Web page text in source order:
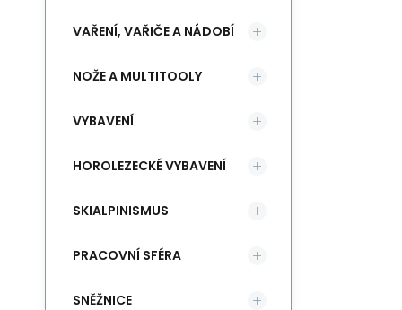
VAŘENÍ, VAŘIČE A NÁDOBÍ
NOŽE A MULTITOOLY
VYBAVENÍ
HOROLEZECKÉ VYBAVENÍ
SKIALPINISMUS
PRACOVNÍ SFÉRA
SNĚŽNICE